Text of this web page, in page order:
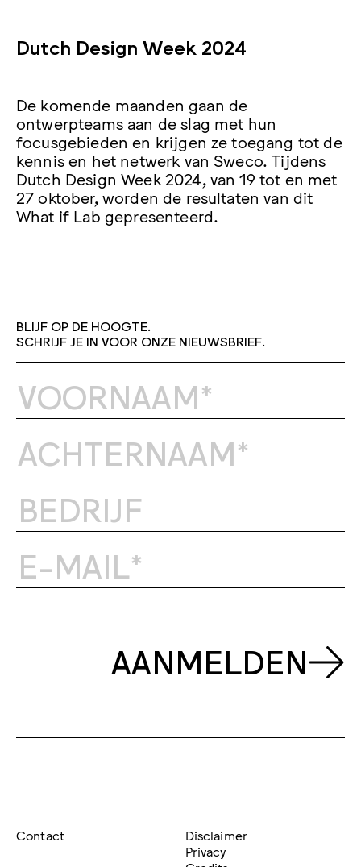
Dutch Design Week 2024
De komende maanden gaan de
ontwerpteams aan de slag met hun
focusgebieden en krijgen ze toegang tot de
kennis en het netwerk van Sweco. Tijdens
Dutch Design Week 2024, van 19 tot en met
27 oktober, worden de resultaten van dit
What if Lab gepresenteerd.
BLIJF OP DE HOOGTE.
SCHRIJF JE IN VOOR ONZE NIEUWSBRIEF.
AANMELDEN
Contact
Disclaimer
Privacy